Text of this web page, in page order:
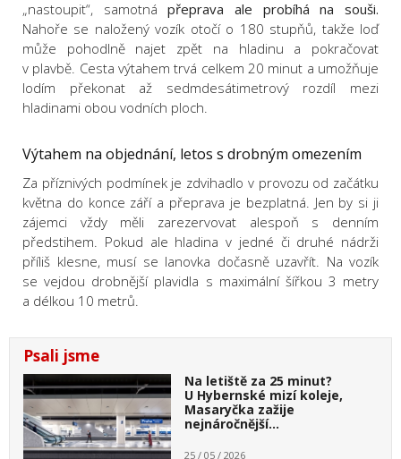
„nastoupit“, samotnápřeprava ale probíhá na souši.
Nahoře se naložený vozík otočí o 180 stupňů, takže loď
může pohodlně najet zpět na hladinu a pokračovat
v plavbě. Cesta výtahem trvá celkem 20 minut a umožňuje
lodím překonat až sedmdesátimetrový rozdíl mezi
hladinami obou vodních ploch.
Výtahem na objednání, letos s drobným omezením
Za příznivých podmínek je zdvihadlo v provozu od začátku
května do konce září a přeprava je bezplatná. Jen by si ji
zájemci vždy měli zarezervovat alespoň s denním
předstihem. Pokud ale hladina v jedné či druhé nádrži
příliš klesne, musí se lanovka dočasně uzavřít. Na vozík
se vejdou drobnější plavidla s maximální šířkou 3 metry
a délkou 10 metrů.
Psali jsme
Na letiště za 25 minut?
U Hybernské mizí koleje,
Masaryčka zažije
nejnáročnější…
25 / 05 / 2026